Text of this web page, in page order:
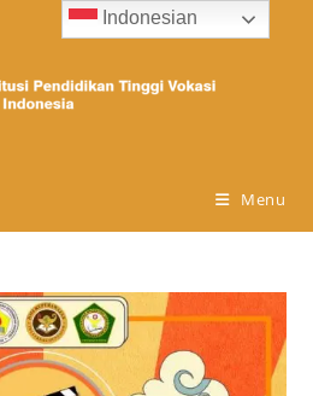
Menu
Indonesian